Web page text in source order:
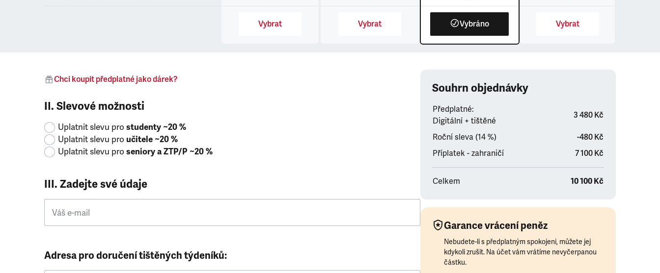
Vybrat Vybrat Vybráno Vybrat
Chci koupit předplatné jako dárek?
II. Slevové možnosti
Uplatnit slevu pro studenty ~20 %
Uplatnit slevu pro učitele ~20 %
Uplatnit slevu pro seniory a ZTP/P ~20 %
III. Zadejte své údaje
Váš e-mail
Adresa pro doručení tištěných týdeníků:
Souhrn objednávky
Předplatné:
Digitální + tištěné
3 480 Kč
Roční sleva (14 %)
-480 Kč
Příplatek - zahraničí
7 100 Kč
Celkem 10 100 Kč
Garance vrácení peněz
Nebudete-li s předplatným spokojeni, můžete jej
kdykoli zrušit. Na účet vám vrátíme nevyčerpanou
částku.